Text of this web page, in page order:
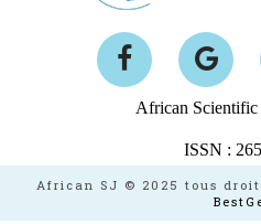
African Scientific
ISSN :
African SJ © 2025 tous